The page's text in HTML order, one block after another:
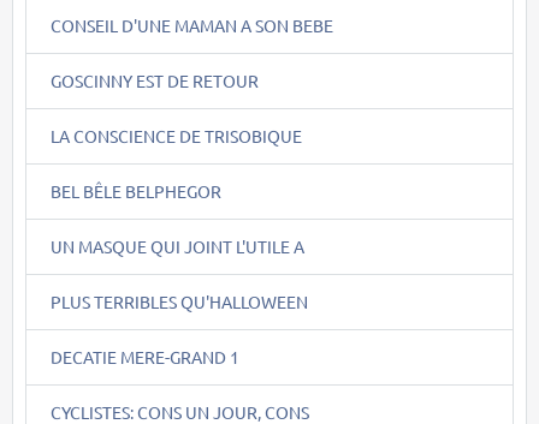
CONSEIL D'UNE MAMAN A SON BEBE
GOSCINNY EST DE RETOUR
LA CONSCIENCE DE TRISOBIQUE
BEL BÊLE BELPHEGOR
UN MASQUE QUI JOINT L'UTILE A
PLUS TERRIBLES QU'HALLOWEEN
DECATIE MERE-GRAND 1
CYCLISTES: CONS UN JOUR, CONS